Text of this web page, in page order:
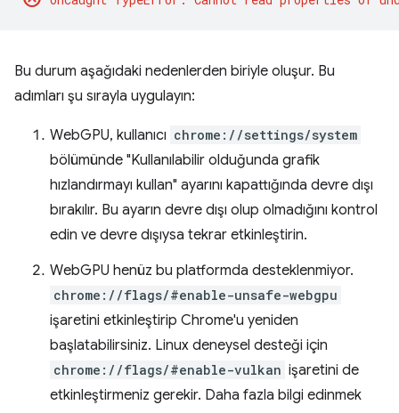
Bu durum aşağıdaki nedenlerden biriyle oluşur. Bu
adımları şu sırayla uygulayın:
WebGPU, kullanıcı chrome://settings/system
bölümünde "Kullanılabilir olduğunda grafik
hızlandırmayı kullan" ayarını kapattığında devre dışı
bırakılır. Bu ayarın devre dışı olup olmadığını kontrol
edin ve devre dışıysa tekrar etkinleştirin.
WebGPU henüz bu platformda desteklenmiyor.
chrome://flags/#enable-unsafe-webgpu
işaretini etkinleştirip Chrome'u yeniden
başlatabilirsiniz. Linux deneysel desteği için
chrome://flags/#enable-vulkan işaretini de
etkinleştirmeniz gerekir. Daha fazla bilgi edinmek